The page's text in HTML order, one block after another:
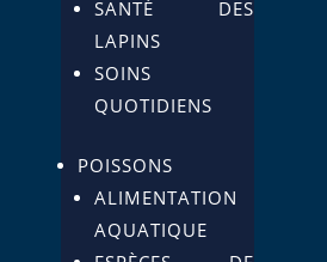
SANTÉ DES
LAPINS
SOINS
QUOTIDIENS
POISSONS
ALIMENTATION
AQUATIQUE